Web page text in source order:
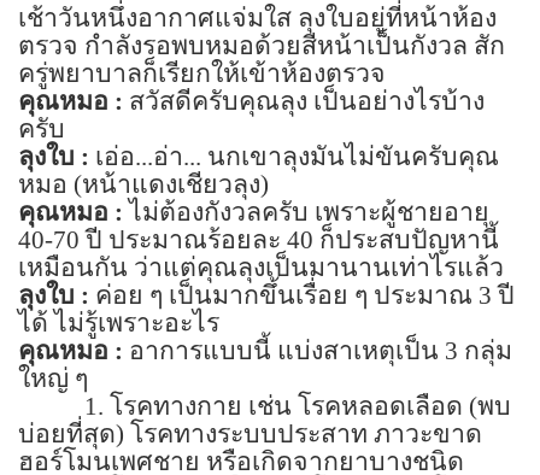
เช้าวันหนึ่งอากาศแจ่มใส ลุงใบอยู่ที่หน้าห้อง
ตรวจ กำลังรอพบหมอด้วยสีหน้าเป็นกังวล สัก
ครู่พยาบาลก็เรียกให้เข้าห้องตรวจ
คุณหมอ : สวัสดีครับคุณลุง เป็นอย่างไรบ้าง
ครับ
ลุงใบ : เอ่อ...อ่า... นกเขาลุงมันไม่ขันครับคุณ
หมอ (หน้าแดงเชียวลุง)
คุณหมอ : ไม่ต้องกังวลครับ เพราะผู้ชายอายุ
40-70ปี ประมาณร้อยละ 40 ก็ประสบปัญหานี้
เหมือนกัน ว่าแต่คุณลุงเป็นมานานเท่าไรแล้ว
ลุงใบ : ค่อย ๆ เป็นมากขึ้นเรื่อย ๆ ประมาณ 3ปี
ได้ ไม่รู้เพราะอะไร
คุณหมอ : อาการแบบนี้ แบ่งสาเหตุเป็น 3 กลุ่ม
ใหญ่ ๆ
1. โรคทางกาย เช่น โรคหลอดเลือด (พบ
บ่อยที่สุด) โรคทางระบบประสาท ภาวะขาด
ฮอร์โมนเพศชาย หรือเกิดจากยาบางชนิด